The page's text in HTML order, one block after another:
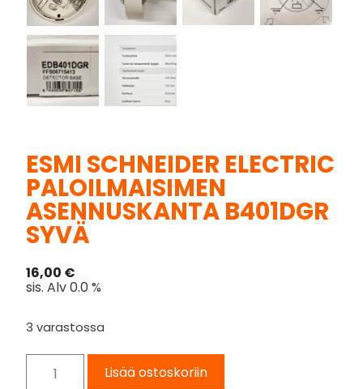
ESMI SCHNEIDER ELECTRIC
PALOILMAISIMEN
ASENNUSKANTA B401DGR
SYVÄ
16,00 €
sis. Alv 0.0 %
3 varastossa
Lisää ostoskoriin